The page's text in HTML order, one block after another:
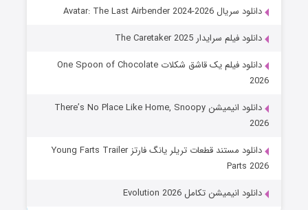
دانلود سریال Avatar: The Last Airbender 2024-2026
دانلود فیلم سرایدار The Caretaker 2025
دانلود فیلم یک قاشق شکلات One Spoon of Chocolate
2026
دانلود انیمیشن There’s No Place Like Home, Snoopy
2026
دانلود مستند قطعات تریلر یانگ فارتز Young Farts Trailer
Parts 2026
دانلود انیمیشن تکامل Evolution 2026